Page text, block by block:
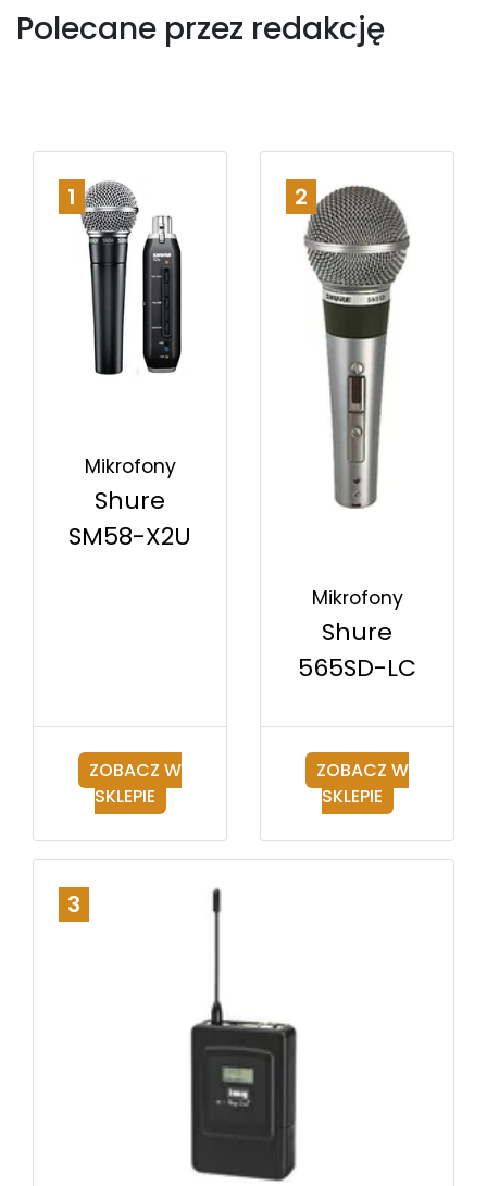
Polecane przez redakcję
1
Mikrofony
Shure
SM58-X2U
ZOBACZ W
SKLEPIE
2
Mikrofony
Shure
565SD-LC
ZOBACZ W
SKLEPIE
3